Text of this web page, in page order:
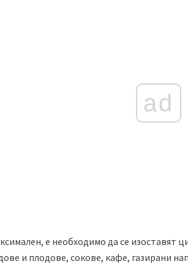
ad
е необходимо да се изоставят
и плодове, сокове, кафе, газирани